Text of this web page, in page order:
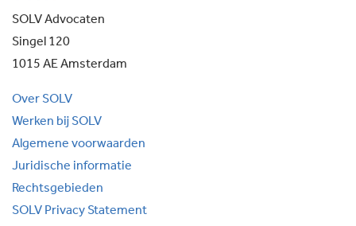
SOLV Advocaten
Singel 120
1015 AE Amsterdam
Over SOLV
Werken bij SOLV
Algemene voorwaarden
Juridische informatie
Rechtsgebieden
SOLV Privacy Statement